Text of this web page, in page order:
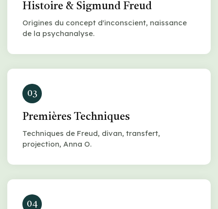
Histoire & Sigmund Freud
Origines du concept d'inconscient, naissance
de la psychanalyse.
03
Premières Techniques
Techniques de Freud, divan, transfert,
projection, Anna O.
04